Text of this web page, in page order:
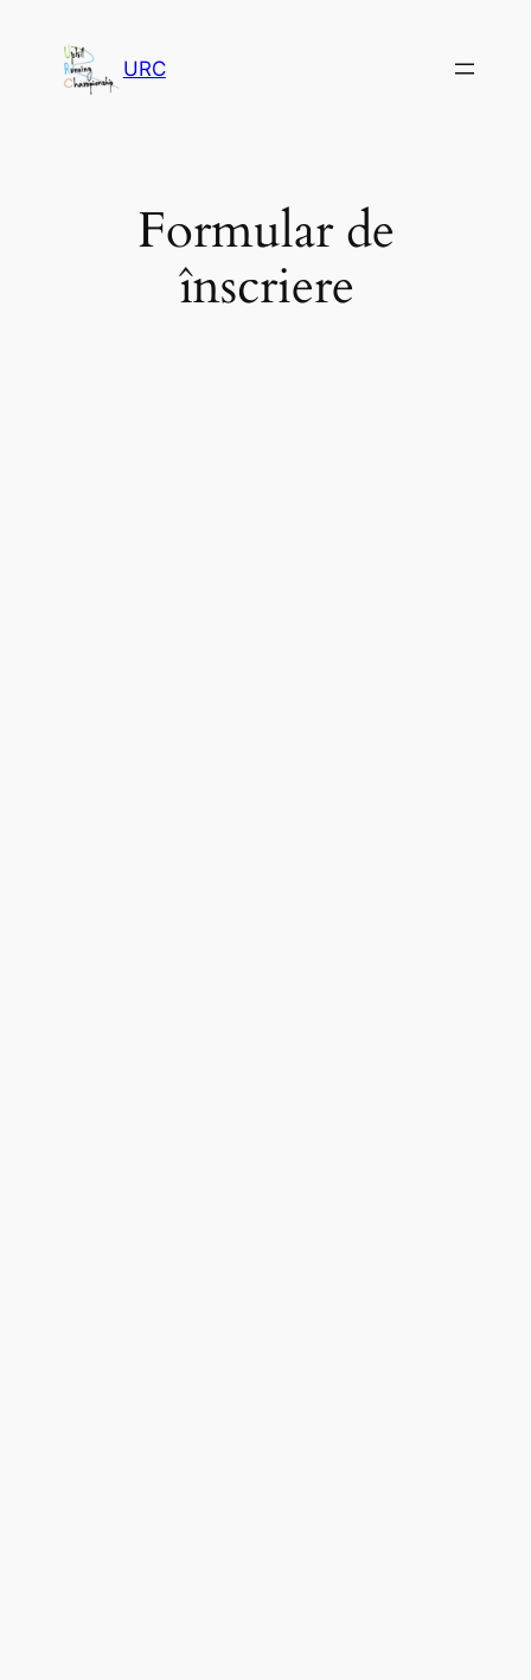
conținut
URC
Formular de
înscriere